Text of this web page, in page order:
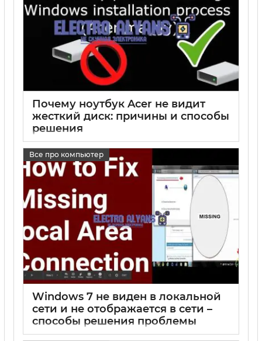
Почему ноутбук Acer не видит
жесткий диск: причины и способы
решения
Все про компьютер
Windows 7 не виден в локальной
сети и не отображается в сети –
способы решения проблемы